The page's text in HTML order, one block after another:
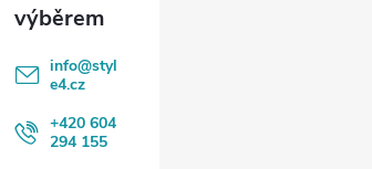
info@styl
e4.cz
+420 604
294 155